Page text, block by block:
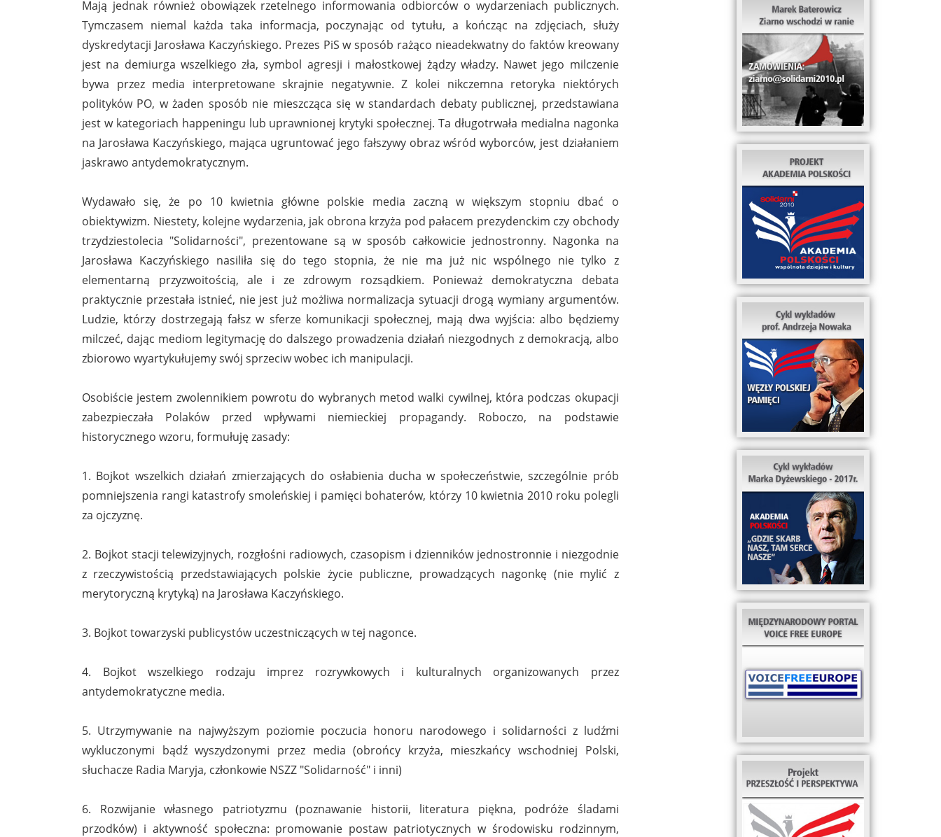
Mają jednak również obowiązek rzetelnego informowania odbiorców o wydarzeniach publicznych.
Tymczasem niemal każda taka informacja, poczynając od tytułu, a kończąc na zdjęciach, służy
dyskredytacji Jarosława Kaczyńskiego. Prezes PiS w sposób rażąco nieadekwatny do faktów kreowany
jest na demiurga wszelkiego zła, symbol agresji i małostkowej żądzy władzy. Nawet jego milczenie
bywa przez media interpretowane skrajnie negatywnie. Z kolei nikczemna retoryka niektórych
polityków PO, w żaden sposób nie mieszcząca się w standardach debaty publicznej, przedstawiana
jest w kategoriach happeningu lub uprawnionej krytyki społecznej. Ta długotrwała medialna nagonka
na Jarosława Kaczyńskiego, mająca ugruntować jego fałszywy obraz wśród wyborców, jest działaniem
jaskrawo antydemokratycznym.
Wydawało się, że po 10 kwietnia główne polskie media zaczną w większym stopniu dbać o
obiektywizm. Niestety, kolejne wydarzenia, jak obrona krzyża pod pałacem prezydenckim czy obchody
trzydziestolecia "Solidarności", prezentowane są w sposób całkowicie jednostronny. Nagonka na
Jarosława Kaczyńskiego nasiliła się do tego stopnia, że nie ma już nic wspólnego nie tylko z
elementarną przyzwoitością, ale i ze zdrowym rozsądkiem. Ponieważ demokratyczna debata
praktycznie przestała istnieć, nie jest już możliwa normalizacja sytuacji drogą wymiany argumentów.
Ludzie, którzy dostrzegają fałsz w sferze komunikacji społecznej, mają dwa wyjścia: albo będziemy
milczeć, dając mediom legitymację do dalszego prowadzenia działań niezgodnych z demokracją, albo
zbiorowo wyartykułujemy swój sprzeciw wobec ich manipulacji.
Osobiście jestem zwolennikiem powrotu do wybranych metod walki cywilnej, która podczas okupacji
zabezpieczała Polaków przed wpływami niemieckiej propagandy. Roboczo, na podstawie
historycznego wzoru, formułuję zasady:
1. Bojkot wszelkich działań zmierzających do osłabienia ducha w społeczeństwie, szczególnie prób
pomniejszenia rangi katastrofy smoleńskiej i pamięci bohaterów, którzy 10 kwietnia 2010 roku polegli
za ojczyznę.
2. Bojkot stacji telewizyjnych, rozgłośni radiowych, czasopism i dzienników jednostronnie i niezgodnie
z rzeczywistością przedstawiających polskie życie publiczne, prowadzących nagonkę (nie mylić z
merytoryczną krytyką) na Jarosława Kaczyńskiego.
3. Bojkot towarzyski publicystów uczestniczących w tej nagonce.
4. Bojkot wszelkiego rodzaju imprez rozrywkowych i kulturalnych organizowanych przez
antydemokratyczne media.
5. Utrzymywanie na najwyższym poziomie poczucia honoru narodowego i solidarności z ludźmi
wykluczonymi bądź wyszydzonymi przez media (obrońcy krzyża, mieszkańcy wschodniej Polski,
słuchacze Radia Maryja, członkowie NSZZ "Solidarność" i inni)
6. Rozwijanie własnego patriotyzmu (poznawanie historii, literatura piękna, podróże śladami
przodków) i aktywność społeczna: promowanie postaw patriotycznych w środowisku rodzinnym,